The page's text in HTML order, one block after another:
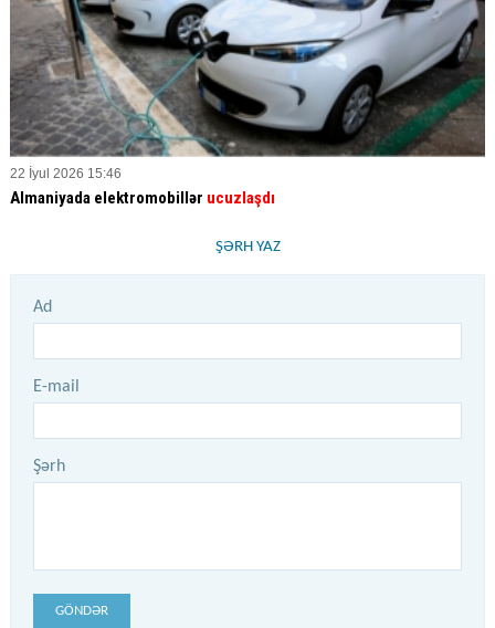
22 İyul 2026 15:46
Almaniyada elektromobillər ucuzlaşdı
ŞƏRH YAZ
Ad
E-mail
Şərh
GÖNDƏR